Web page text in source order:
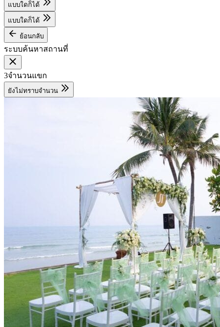
แบบใดก็ได้
แบบใดก็ได้
ย้อนกลับ
ระบบค้นหาสถานที่
3จำนวนแขก
ยังไม่ทราบจำนวน